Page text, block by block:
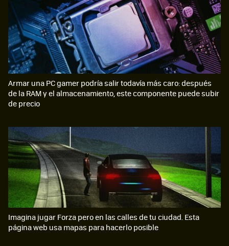
Armar una PC gamer podría salir todavía más caro: después
de la RAM y el almacenamiento, este componente puede subir
de precio
Imagina jugar Forza pero en las calles de tu ciudad. Esta
página web usa mapas para hacerlo posible